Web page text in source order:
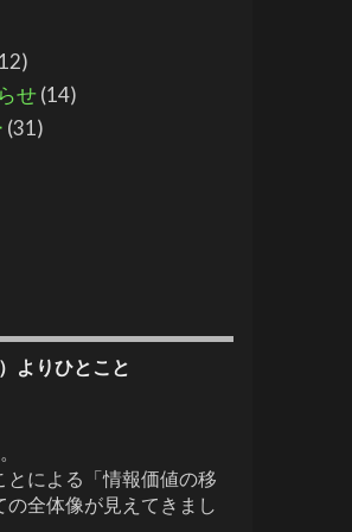
せ(14)
(31)
よりひとこと
による「情報価値の移
の全体像が見えてきまし